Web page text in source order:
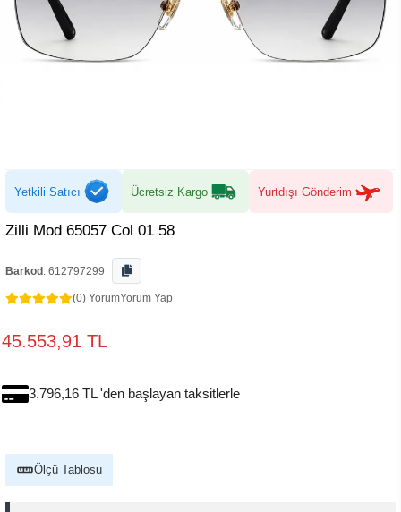
Yetkili Satıcı Ücretsiz Kargo Yurtdışı Gönderim
Zilli Mod 65057 Col 01 58
Barkod : 612797299
(0) YorumYorum Yap
45.553,91 TL
3.796,16 TL 'den başlayan taksitlerle
Ölçü Tablosu